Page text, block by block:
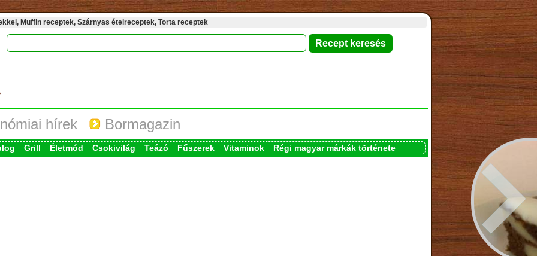
Muffin receptek, Szárnyas ételreceptek, Torta receptek
hírek Bormagazin
Grill Életmód Csokivilág Teázó Fűszerek Vitaminok Régi magyar márkák története